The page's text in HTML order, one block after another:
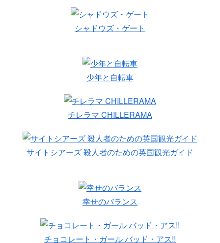
シャドウズ・ゲート
少年と自転車
チレラマ CHILLERAMA
サイトシアーズ 殺人者のための英国観光ガイド
幸せのバランス
チョコレート・ガール バッド・アス!!